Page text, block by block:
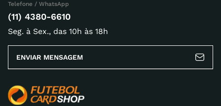
Telefone / WhatsApp
(11) 4380-6610
Seg. à Sex., das 10h às 18h
ENVIAR MENSAGEM